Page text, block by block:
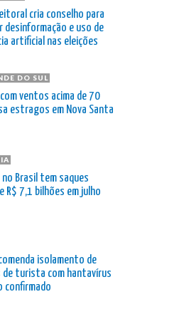
cria conselho para
desinformação e uso de
artificial nas eleições
DO SUL
ventos acima de 70
estragos em Nova Santa
no Brasil tem saques
R$ 7,1 bilhões em julho
isolamento de
turista com hantavírus
confirmado